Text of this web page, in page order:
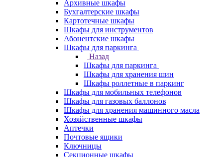
Архивные шкафы
Бухгалтерские шкафы
Картотечные шкафы
Шкафы для инструментов
Абонентские шкафы
Шкафы для паркинга
Назад
Шкафы для паркинга
Шкафы для хранения шин
Шкафы роллетные в паркинг
Шкафы для мобильных телефонов
Шкафы для газовых баллонов
Шкафы для хранения машинного масла
Хозяйственные шкафы
Аптечки
Почтовые ящики
Ключницы
Секционные шкафы